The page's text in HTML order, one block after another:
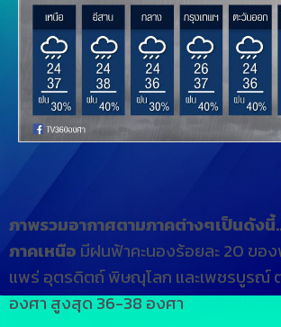
ภาพรวมอากาศตามภาคต่างๆเป็นดังนี้
ภาคเหนือ มีฝนฟ้าคะนองร้อยละ 20 ขอ
แพร่ อุตรดิตถ์ พิษณุโลก และเพชรบูรณ์
องศา สูงสุด 36-38 องศา